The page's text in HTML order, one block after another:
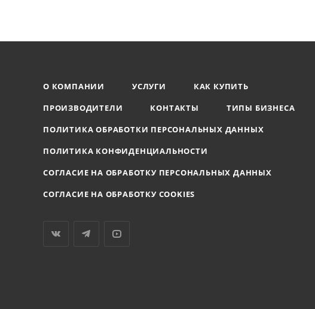
О КОМПАНИИ УСЛУГИ
КАК КУПИТЬ
ПРОИЗВОДИТЕЛИ
КОНТАКТЫ
ТИПЫ БИЗНЕСА
ПОЛИТИКА ОБРАБОТКИ ПЕРСОНАЛЬНЫХ ДАННЫХ
ПОЛИТИКА КОНФИДЕНЦИАЛЬНОСТИ
СОГЛАСИЕ НА ОБРАБОТКУ ПЕРСОНАЛЬНЫХ ДАННЫХ
СОГЛАСИЕ НА ОБРАБОТКУ COOKIES